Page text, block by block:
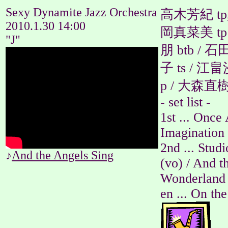
Sexy Dynamite Jazz Orchestra
2010.1.30 14:00
"J"
♪And the Angels Sing
高木芳紀
岡真菜美
朋 btb / 石
子 ts / 江畠
p / 大森直
- set list -
1st ... Once
2nd ...
(vo) / And
Wonderland
en ... On